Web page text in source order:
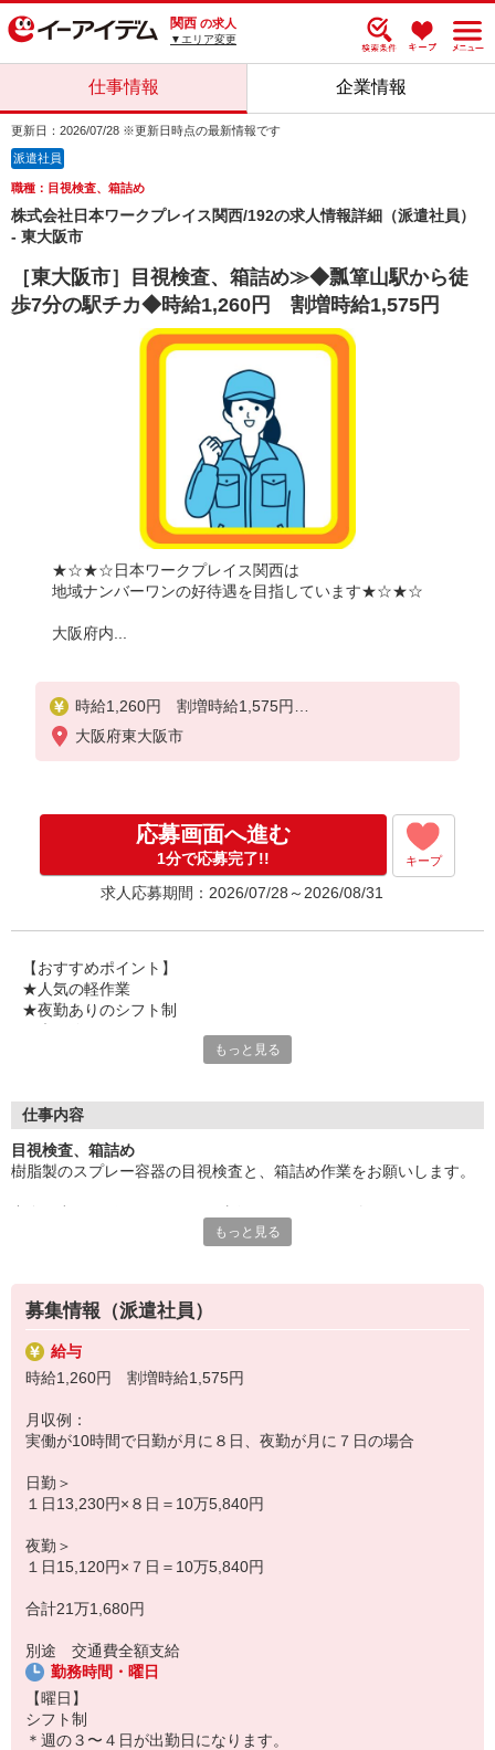
関西 の求人
▼エリア変更
仕事情報 企業情報
更新日：2026/07/28 ※更新日時点の最新情報です
派遣社員
職種：目視検査、箱詰め
株式会社日本ワークプレイス関西/192の求人情報詳細（派遣社員）
- 東大阪市
［東大阪市］目視検査、箱詰め≫◆瓢箪山駅から徒
歩7分の駅チカ◆時給1,260円 割増時給1,575円
★☆★☆日本ワークプレイス関西は
地域ナンバーワンの好待遇を目指しています★☆★☆
大阪府内...
時給1,260円 割増時給1,575円
月収例：
１日13,230円×８日＝10万5,840円
夜勤＞
合計21万1,680円
別途 交通費全額支給
大阪府東大阪市
応募画面へ進む
1分で応募完了!! キープ
求人応募期間：2026/07/28～2026/08/31
【おすすめポイント】
★人気の軽作業
★夜勤ありのシフト制
気になることやご質問はお問い合わせだけも大歓迎☆彡
もっと見る
仕事内容
目視検査、箱詰め
樹脂製のスプレー容器の目視検査と、箱詰め作業をお願いします。
もくもく作業が好き・単純作業が好きという方にオススメです♪
※長期のお仕事です。
もっと見る
募集情報（派遣社員）
給与
時給1,260円 割増時給1,575円
月収例：
実働が10時間で日勤が月に８日、夜勤が月に７日の場合
日勤＞
１日13,230円×８日＝10万5,840円
夜勤＞
１日15,120円×７日＝10万5,840円
合計21万1,680円
別途 交通費全額支給
勤務時間・曜日
【曜日】
シフト制
＊週の３〜４日が出勤日になります。